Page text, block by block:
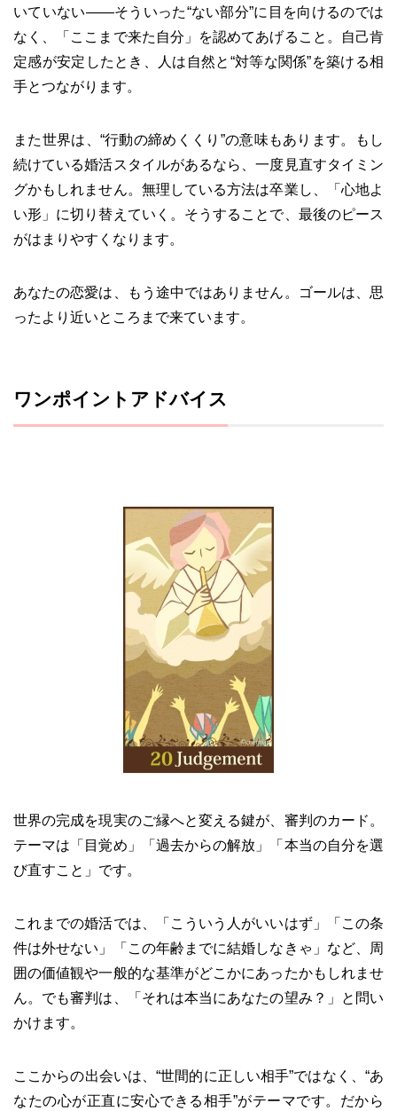
いていない——そういった“ない部分”に目を向けるのでは
なく、「ここまで来た自分」を認めてあげること。自己肯
定感が安定したとき、人は自然と“対等な関係”を築ける相
手とつながります。
また世界は、“行動の締めくくり”の意味もあります。もし
続けている婚活スタイルがあるなら、一度見直すタイミン
グかもしれません。無理している方法は卒業し、「心地よ
い形」に切り替えていく。そうすることで、最後のピース
がはまりやすくなります。
あなたの恋愛は、もう途中ではありません。ゴールは、思
ったより近いところまで来ています。
ワンポイントアドバイス
世界の完成を現実のご縁へと変える鍵が、審判のカード。
テーマは「目覚め」「過去からの解放」「本当の自分を選
び直すこと」です。
これまでの婚活では、「こういう人がいいはず」「この条
件は外せない」「この年齢までに結婚しなきゃ」など、周
囲の価値観や一般的な基準がどこかにあったかもしれませ
ん。でも審判は、「それは本当にあなたの望み？」と問い
かけます。
ここからの出会いは、“世間的に正しい相手”ではなく、“あ
なたの心が正直に安心できる相手”がテーマです。だから